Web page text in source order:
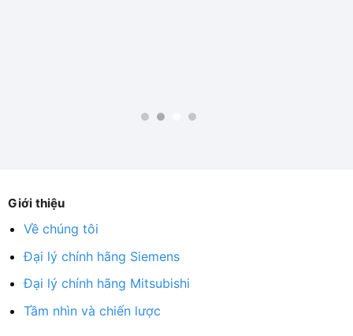
Giới thiệu
Về chúng tôi
Đại lý chính hãng Siemens
Đại lý chính hãng Mitsubishi
Tầm nhìn và chiến lược